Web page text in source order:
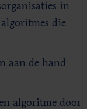
in
die
aan de hand
algoritme door